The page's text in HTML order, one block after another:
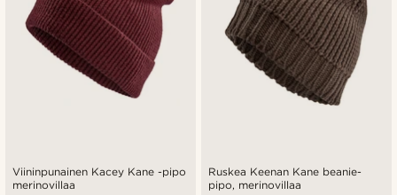
Viininpunainen Kacey Kane -pipo
merinovillaa
Ruskea Keenan Kane beanie-
pipo, merinovillaa